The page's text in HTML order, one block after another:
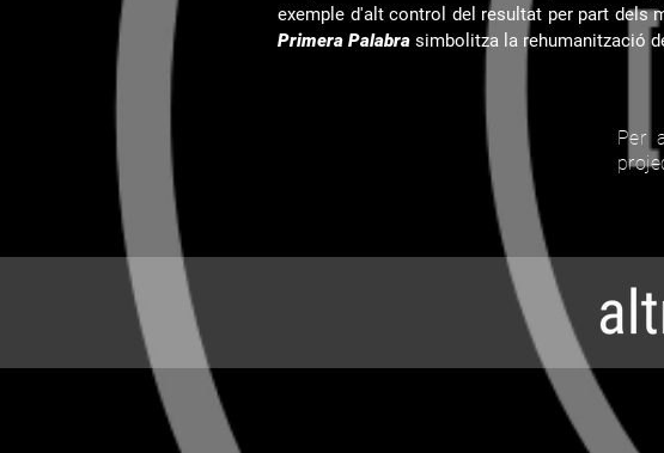
exemple d'alt control del resultat per part dels
Primera Palabra simbolitza la rehumanització
Per